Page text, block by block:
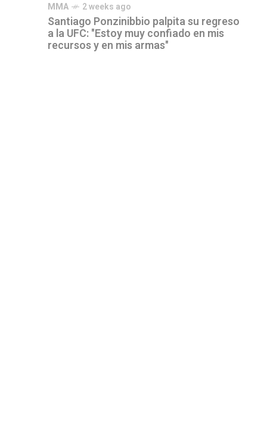
MMA 2 weeks ago
Santiago Ponzinibbio palpita su regreso
a la UFC: "Estoy muy confiado en mis
recursos y en mis armas"